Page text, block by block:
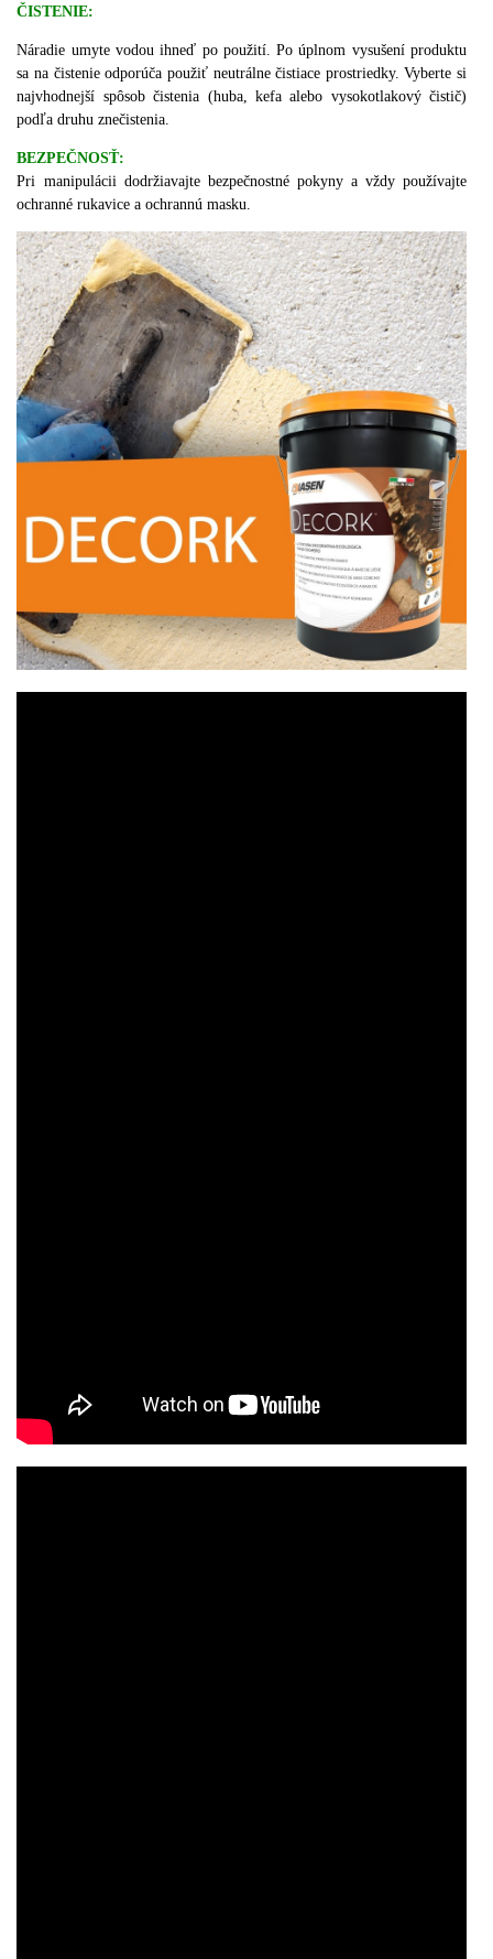
ČISTENIE:
Náradie umyte vodou ihneď po použití. Po úplnom vysušení produktu
sa na čistenie odporúča použiť neutrálne čistiace prostriedky. Vyberte si
najvhodnejší spôsob čistenia (huba, kefa alebo vysokotlakový čistič)
podľa druhu znečistenia.
BEZPEČNOSŤ:
Pri manipulácii dodržiavajte bezpečnostné pokyny a vždy používajte
ochranné rukavice a ochrannú masku.